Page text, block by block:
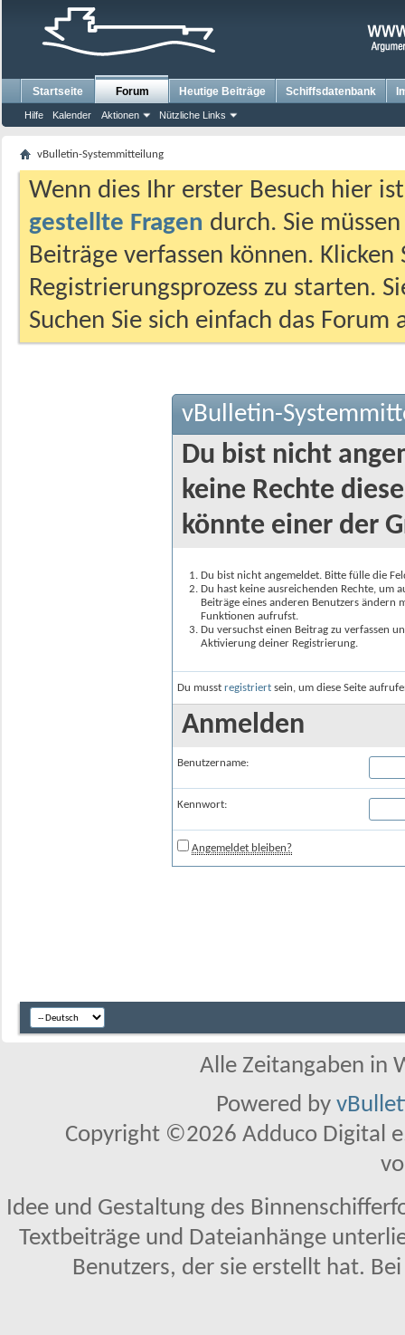
Startseite Forum
Hilfe Kalender Aktionen Nützliche Links
Heutige Beiträge Schiffsdatenbank
vBulletin-Systemmitteilung
Wenn dies Ihr erster Besuch hier
gestellte Fragen durch. Sie
Beiträge verfassen können.
Registrierungsprozess zu starten.
Suchen Sie sich einfach das
vBulletin-
Du bist nicht
keine Rechte
könnte einer der
Du bist nicht angemeldet. Bitte fülle die
Du hast keine ausreichenden Rechte, um
Beiträge eines anderen Benutzers
Funktionen aufrufst.
Du versuchst einen Beitrag zu verfassen
Aktivierung deiner Registrierung.
Du musst registriert sein, um diese Seite
Anmelden
Benutzername:
Kennwort:
Angemeldet bleiben?
Alle Zeitangaben in
Powered by
Copyright ©2026 Adduco Digital
Idee und Gestaltung des
Textbeiträge und Dateianhänge
Benutzers, der sie erstellt hat.